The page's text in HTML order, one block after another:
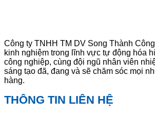
Công ty TNHH TM DV Song Thành
kinh nghiệm trong lĩnh vực tự động hóa
công nghiệp, cùng đội ngũ nhân viên
sáng tạo đã, đang và sẽ chăm sóc mọi
hàng.
THÔNG TIN LIÊN HỆ